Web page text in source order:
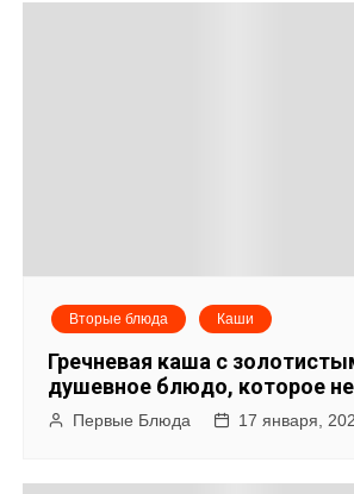
Вторые блюда Каши
Гречневая каша с
душевное блюдо, которое
Первые Блюда 17 января,